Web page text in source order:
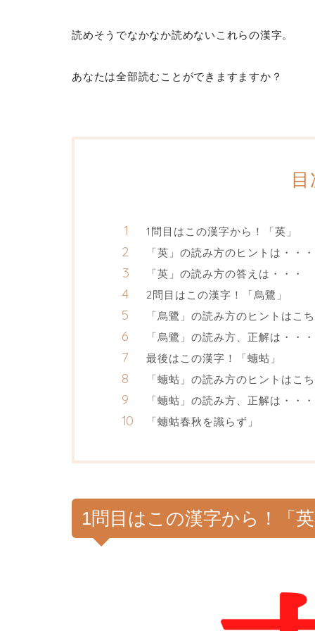
読めそうでなかなか読めないこれらの漢字。
あなたは全部読むことができますますか？
目
1問目はこの漢字から！「英」
「英」の読み方のヒントは・・・
「英」の読み方の答えは・・・
2問目はこの漢字！「烏鷺」
「烏鷺」の読み方のヒントはこ
「烏鷺」の読み方、正解は・・・
最後はこの漢字！「蟪蛄」
「蟪蛄」の読み方のヒントはこ
「蟪蛄」の読み方、正解は・・・
「蟪蛄春秋を識らず」
1問目はこの漢字から！「英